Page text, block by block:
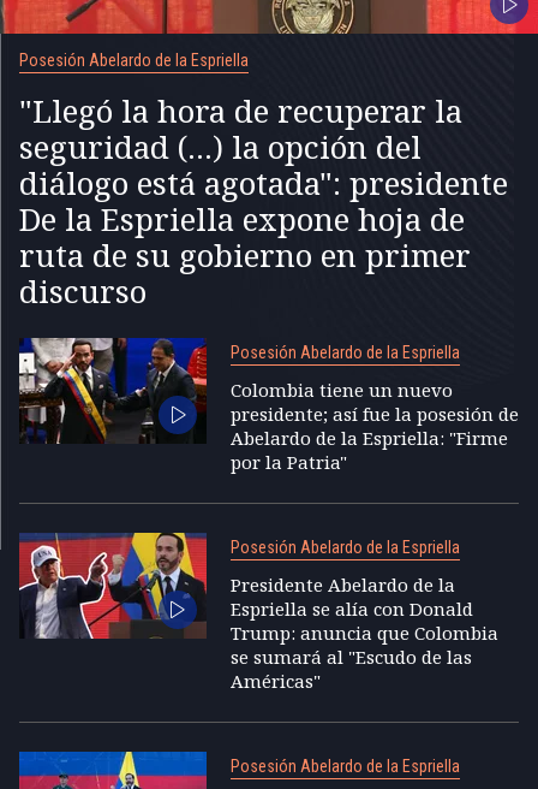
Posesión Abelardo de la Espriella
"Llegó la hora de recuperar la
seguridad (...) la opción del
diálogo está agotada": presidente
De la Espriella expone hoja de
ruta de su gobierno en primer
discurso
Posesión Abelardo de la Espriella
Colombia tiene un nuevo
presidente; así fue la posesión de
Abelardo de la Espriella: "Firme
por la Patria"
Posesión Abelardo de la Espriella
Presidente Abelardo de la
Espriella se alía con Donald
Trump: anuncia que Colombia
se sumará al "Escudo de las
Américas"
Posesión Abelardo de la Espriella